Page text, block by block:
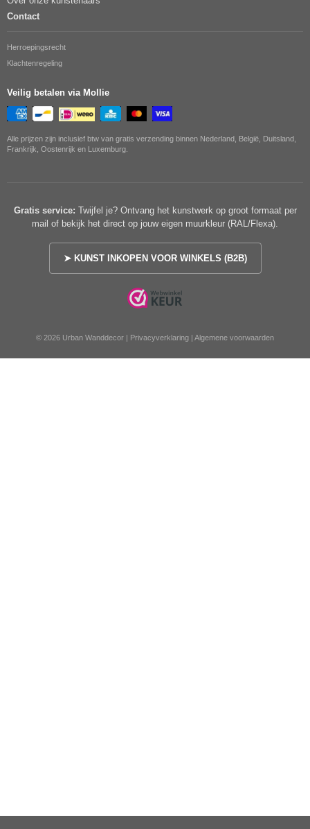
Contact
Herroepingsrecht
Klachtenregeling
Veilig betalen via Mollie
Alle prijzen zijn inclusief btw van gratis verzending binnen Nederland, België, Duitsland,
Frankrijk, Oostenrijk en Luxemburg.
Gratis service: Twijfel je? Ontvang het kunstwerk op groot formaat per
mail of bekijk het direct op jouw eigen muurkleur (RAL/Flexa).
➤ KUNST INKOPEN VOOR WINKELS (B2B)
© 2026 Urban Wanddecor | Privacyverklaring | Algemene voorwaarden